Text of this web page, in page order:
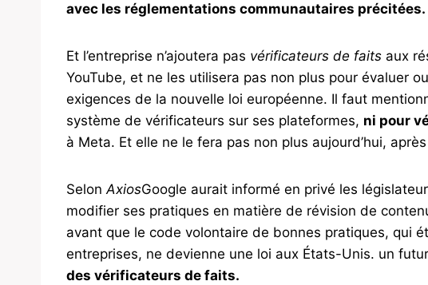
avec les réglementations communautaires précitées.
Et l’entreprise n’ajoutera pas vérificateurs de faits aux
YouTube, et ne les utilisera pas non plus pour évaluer
exigences de la nouvelle loi européenne. Il faut
système de vérificateurs sur ses plateformes, ni pour
à Meta. Et elle ne le fera pas non plus aujourd’hui,
SelonAxiosGoogle aurait informé en privé les
modifier ses pratiques en matière de révision de
avant que le code volontaire de bonnes pratiques, qui
entreprises, ne devienne une loi aux États-Unis. un
des vérificateurs de faits.